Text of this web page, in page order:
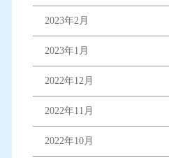
2023年2月
2023年1月
2022年12月
2022年11月
2022年10月